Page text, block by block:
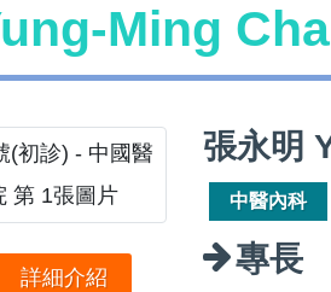
Ming
詳細介紹
張永明
中醫內科
專長